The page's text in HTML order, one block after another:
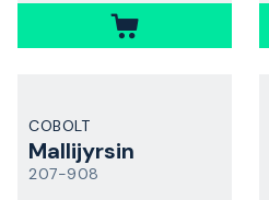
COBOLT
Mallijyrsin
207-908